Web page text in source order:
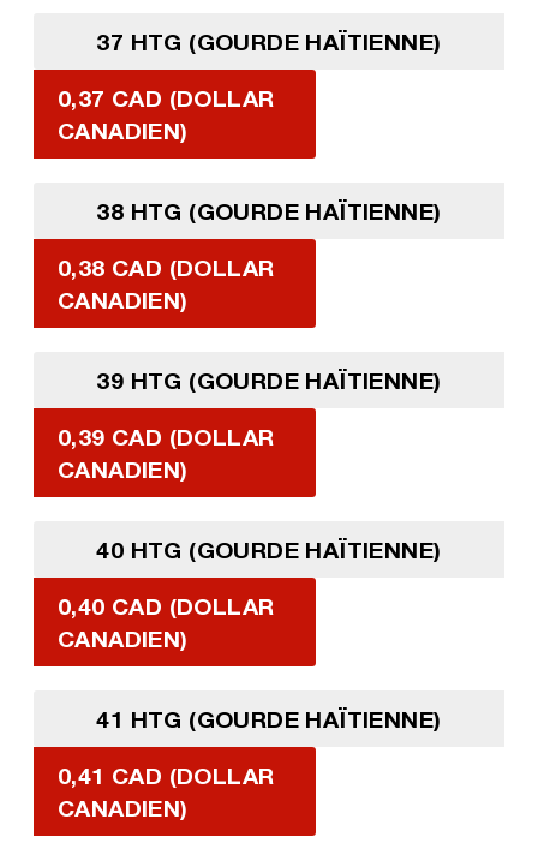
37 HTG (GOURDE HAÏTIENNE)
0,37 CAD (DOLLAR
CANADIEN)
38 HTG (GOURDE HAÏTIENNE)
0,38 CAD (DOLLAR
CANADIEN)
39 HTG (GOURDE HAÏTIENNE)
0,39 CAD (DOLLAR
CANADIEN)
40 HTG (GOURDE HAÏTIENNE)
0,40 CAD (DOLLAR
CANADIEN)
41 HTG (GOURDE HAÏTIENNE)
0,41 CAD (DOLLAR
CANADIEN)